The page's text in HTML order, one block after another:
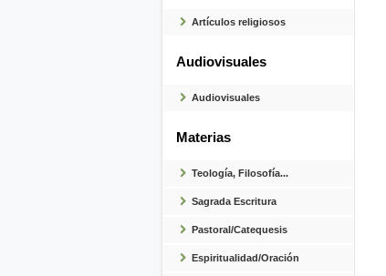
Artículos religiosos
Audiovisuales
Audiovisuales
Materias
Teología, Filosofía...
Sagrada Escritura
Pastoral/Catequesis
Espiritualidad/Oración